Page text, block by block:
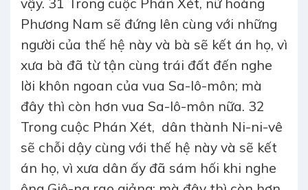
Phương Nam sẽ đứng lên cùng với những
người của thế hệ này và bà sẽ kết án họ, vì
xưa bà đã từ tận cùng trái đất đến nghe
lời khôn ngoan của vua Sa-lô-môn; mà
đây thì còn hơn vua Sa-lô-môn nữa. 32
Trong cuộc Phán Xét, dân thành Ni-ni-vê
sẽ chỗi dậy cùng với thế hệ này và sẽ kết
án họ, vì xưa dân ấy đã sám hối khi nghe